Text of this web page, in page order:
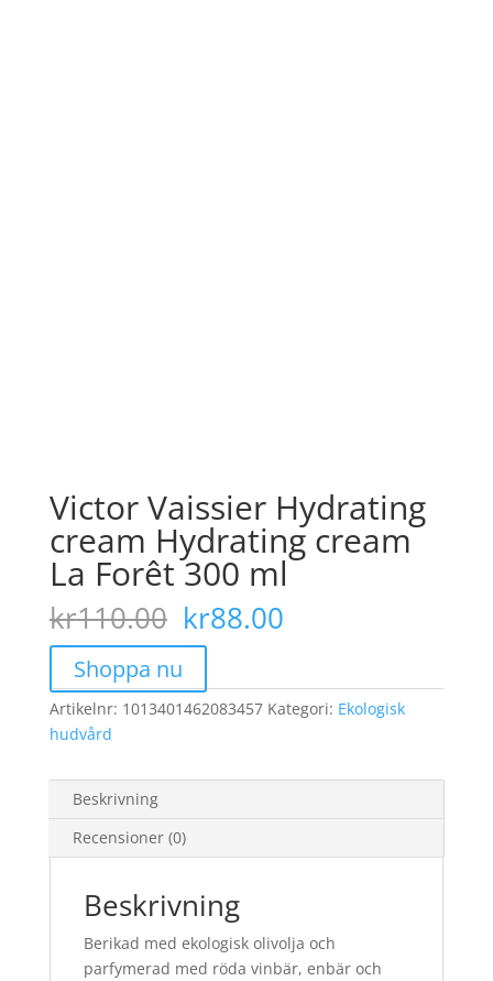
Victor Vaissier Hydrating
cream Hydrating cream
La Forêt 300 ml
kr110.00 Det
ursprungliga
priset
var:
kr110.00.
kr88.00Det
är:
kr88.00.
Shoppa nu
Artikelnr: 1013401462083457 Kategori: Ekologisk
hudvård
Beskrivning
Recensioner (0)
Beskrivning
Berikad med ekologisk olivolja och
parfymerad med röda vinbär, enbär och